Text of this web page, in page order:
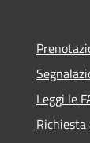
Leggi le